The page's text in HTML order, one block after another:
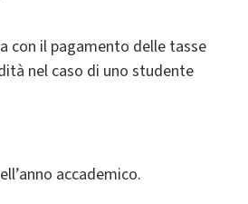
con il pagamento delle tasse
nel caso di uno studente
accademico.